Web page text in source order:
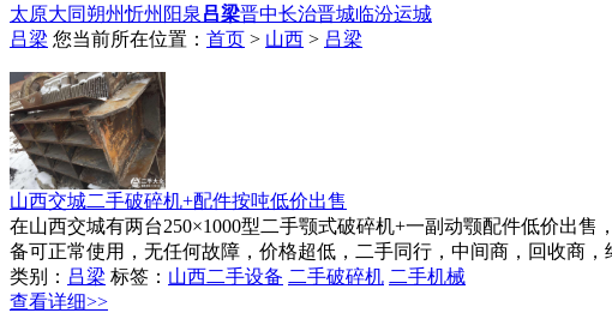
太原大同朔州忻州 阳泉 吕梁晋中长治晋城临汾运城
吕梁 您当前所在位置： 首页 > 山西 > 吕梁
山西交城二手破碎机+配件按吨低价出售
在山西交城有两台250×1000型二手颚式破碎机+一副动颚配件低价出
备可正常使用，无任何故障，价格超低，二手同行，中间商，回收商，
类别： 吕梁 标签： 山西二手设备 二手破碎机 二手机械
查看详细>>